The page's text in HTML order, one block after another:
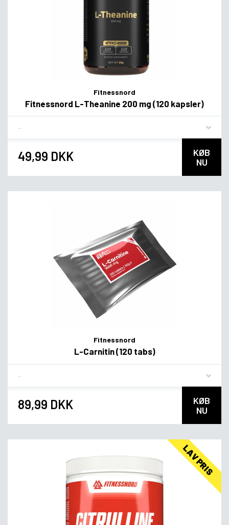
Fitnessnord
Fitnessnord L-Theanine 200 mg (120 kapsler)
49,99 DKK
KØB
NU
Fitnessnord
L-Carnitin (120 tabs)
89,99 DKK
KØB
NU
LAV PRIS